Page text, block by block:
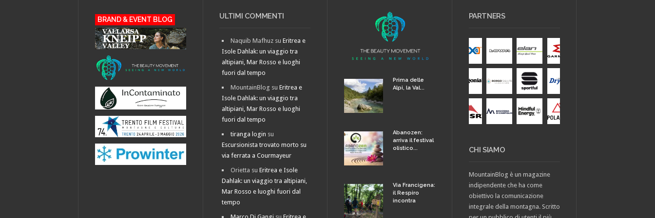
BRAND & EVENT BLOG ULTIMI COMMENTI
Naquib Mafhuz suEritrea e
Isole Dahlak: un viaggio tra
altipiani, Mar Rosso e luoghi
fuori dal tempo
MountainBlog suEritrea e
Isole Dahlak: un viaggio tra
altipiani, Mar Rosso e luoghi
fuori dal tempo
tiranga login su
Escursionista trovato morto su
via ferrata a Courmayeur
Orietta suEritrea e Isole
Dahlak: un viaggio tra altipiani,
Mar Rosso e luoghi fuori dal
tempo
Prima delle
Alpi, la Val...
Abanozen:
arriva il festival
olistico...
Via Francigena:
il Respiro
incontra
PARTNERS
CHI SIAMO
MountainBlog è un magazine
indipendente che ha come
obiettivo la comunicazione
integrale della montagna. Scritto